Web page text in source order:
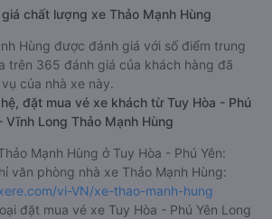
chất lượng xe Thảo Mạnh Hùng
Hùng được đánh giá với số điểm trung
trên 365 đánh giá của khách hàng đã
của nhà xe này.
đặt mua vé xe khách từ Tuy Hòa - Phú
Vĩnh Long Thảo Mạnh Hùng
Mạnh Hùng ở Tuy Hòa - Phú Yên:
văn phòng nhà xe Thảo Mạnh Hùng:
vi-VN/xe-thao-manh-hung
đặt mua vé xe Tuy Hòa - Phú Yên Long